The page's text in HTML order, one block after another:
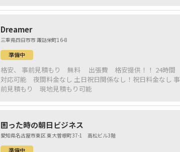
Dreamer
三重県四日市市 諏訪栄町16-8
準備中
格安、 事前見積もり 無料 出張費 格安提供！！ 24時間
対応可能 夜間料金なし 土日祝日関係なし！祝日料金なし 事
前見積もり 現地見積もり可能
困った時の朝日ビジネス
愛知県名古屋市東区 東大曽根町37-1 高松ビル3階
準備中